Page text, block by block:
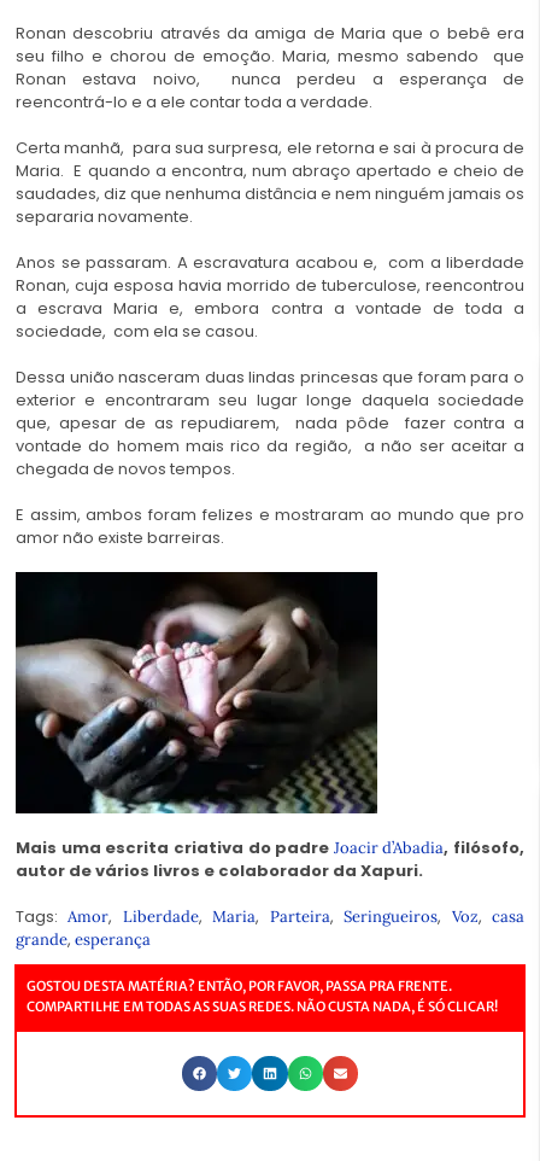
Ronan descobriu através da amiga de Maria que o bebê era
seu filho e chorou de emoção. Maria, mesmo sabendo que
Ronan estava noivo, nunca perdeu a esperança de
reencontrá-lo e a ele contar toda a verdade.
Certa manhã, para sua surpresa, ele retorna e sai à procura de
Maria. E quando a encontra, num abraço apertado e cheio de
saudades, diz que nenhuma distância e nem ninguém jamais os
separaria novamente.
Anos se passaram. A escravatura acabou e, com a liberdade
Ronan, cuja esposa havia morrido de tuberculose, reencontrou
a escrava Maria e, embora contra a vontade de toda a
sociedade, com ela se casou.
Dessa união nasceram duas lindas princesas que foram para o
exterior e encontraram seu lugar longe daquela sociedade
que, apesar de as repudiarem, nada pôde fazer contra a
vontade do homem mais rico da região, a não ser aceitar a
chegada de novos tempos.
E assim, ambos foram felizes e mostraram ao mundo que pro
amor não existe barreiras.
Mais uma escrita criativa do padre Joacird’Abadia, filósofo,
autor de vários livros e colaborador da Xapuri.
Tags:Amor, Liberdade,Maria, Parteira,Seringueiros, Voz,casa
grande, esperança
GOSTOU DESTA MATÉRIA? ENTÃO, POR FAVOR, PASSA PRA FRENTE.
COMPARTILHE EM TODAS AS SUAS REDES. NÃO CUSTA NADA, É SÓ CLICAR!